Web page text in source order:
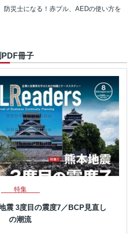
防災士になる！ 赤プル、AEDの使い方を
冊子
特集
震 3度目の震度7／BCP見直し
の潮流